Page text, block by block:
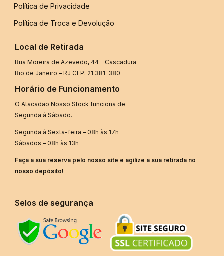
Política de Privacidade
Política de Troca e Devolução
Local de Retirada
Rua Moreira de Azevedo, 44 – Cascadura
Rio de Janeiro – RJ CEP: 21.381-380
Horário de Funcionamento
O Atacadão Nosso Stock funciona de
Segunda à Sábado.
Segunda à Sexta-feira – 08h às 17h
Sábados – 08h às 13h
Faça a sua reserva pelo nosso site e agilize a sua retirada no
nosso depósito!
Selos de segurança